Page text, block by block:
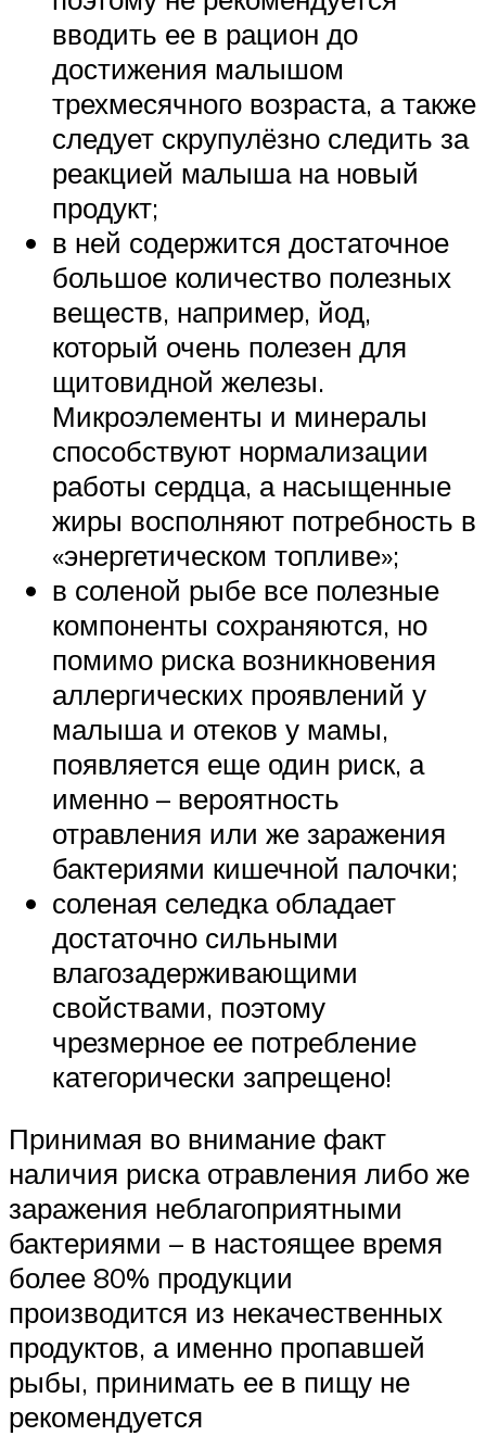
вводить ее в рацион до
достижения малышом
трехмесячного возраста, а также
следует скрупулёзно следить за
реакцией малыша на новый
продукт;
в ней содержится достаточное
большое количество полезных
веществ, например, йод,
который очень полезен для
щитовидной железы.
Микроэлементы и минералы
способствуют нормализации
работы сердца, а насыщенные
жиры восполняют потребность в
«энергетическом топливе»;
в соленой рыбе все полезные
компоненты сохраняются, но
помимо риска возникновения
аллергических проявлений у
малыша и отеков у мамы,
появляется еще один риск, а
именно – вероятность
отравления или же заражения
бактериями кишечной палочки;
соленая селедка обладает
достаточно сильными
влагозадерживающими
свойствами, поэтому
чрезмерное ее потребление
категорически запрещено!
Принимая во внимание факт
наличия риска отравления либо же
заражения неблагоприятными
бактериями – в настоящее время
более 80% продукции
производится из некачественных
продуктов, а именно пропавшей
рыбы, принимать ее в пищу не
рекомендуется